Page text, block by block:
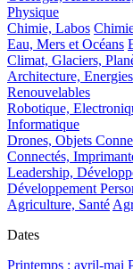
Physique
Chimie, Labos
Eau, Mers et Océans
Climat, Glaciers,
Architecture,
Renouvelables
Robotique,
Informatique
Drones, Objets
Connectés,
Leadership,
Développement
Agriculture, Santé
Dates
Printemps : avril-mai